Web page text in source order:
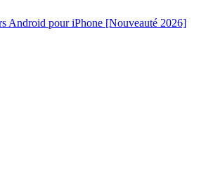
Android pour iPhone [Nouveauté 2026]